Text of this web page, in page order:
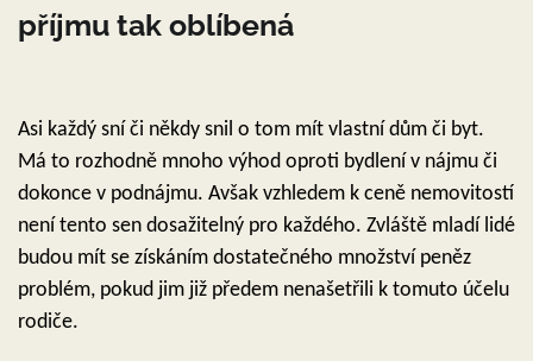
příjmu tak oblíbená
Asi každý sní či někdy snil o tom mít vlastní dům či byt.
Má to rozhodně mnoho výhod oproti bydlení v nájmu či
dokonce v podnájmu. Avšak vzhledem k ceně nemovitostí
není tento sen dosažitelný pro každého. Zvláště mladí lidé
budou mít se získáním dostatečného množství peněz
problém, pokud jim již předem nenašetřili k tomuto účelu
rodiče.